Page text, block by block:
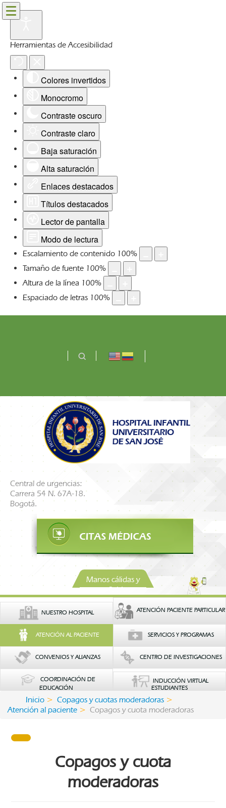
Herramientas de Accesibilidad
Colores invertidos
Monocromo
Contraste oscuro
Contraste claro
Baja saturación
Alta saturación
Enlaces destacados
Títulos destacados
Lector de pantalla
Modo de lectura
Escalamiento de contenido 100%
Tamaño de fuente 100%
Altura de la línea 100%
Espaciado de letras 100%
Central de urgencias:
Carrera 54 N. 67A-18.
Bogotá.
Manos cálidas y
confiables
NUESTRO HOSPITAL ATENCIÓN PACIENTE PARTICULAR
ATENCIÓN AL PACIENTE SERVICIOS Y PROGRAMAS
CONVENIOS Y ALIANZAS CENTRO DE INVESTIGACIONES
COORDINACIÓN DE
EDUCACIÓN
INDUCCIÓN VIRTUAL
ESTUDIANTES
Inicio
Copagos y cuotas moderadoras
Atención al paciente
Copagos y cuota moderadoras
Copagos y cuota
moderadoras